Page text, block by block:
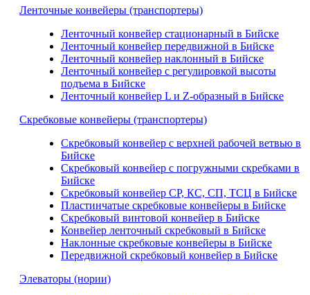
Ленточные конвейеры (транспортеры)
Ленточный конвейер стационарный в Бийске
Ленточный конвейер передвижной в Бийске
Ленточный конвейер наклонный в Бийске
Ленточный конвейер с регулировкой высоты
подъема в Бийске
Ленточный конвейер L и Z-образный в Бийске
Скребковые конвейеры (транспортеры)
Скребковый конвейер с верхней рабочей ветвью в
Бийске
Скребковый конвейер с погружными скребками в
Бийске
Скребковый конвейер СР, КС, СП, ТСЦ в Бийске
Пластинчатые скребковые конвейеры в Бийске
Скребковый винтовой конвейер в Бийске
Конвейер ленточный скребковый в Бийске
Наклонные скребковые конвейеры в Бийске
Передвижной скребковый конвейер в Бийске
Элеваторы (нории)